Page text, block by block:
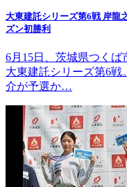
大東建託シリーズ第6戦 岸龍
ズン初勝利
6月15日、茨城県つく
大東建託シリーズ第6戦
介が予選か…